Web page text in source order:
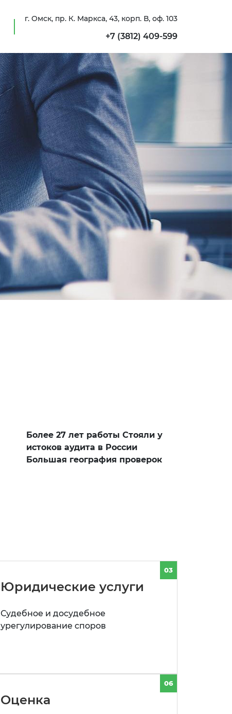
г. Омск, пр. К. Маркса, 43, корп. В, оф. 103
+7 (3812) 409-599
Более 27 лет работы Стояли у
истоков аудита в России
Большая география проверок
03
Юридические услуги
Судебное и досудебное
урегулирование споров
06
Оценка